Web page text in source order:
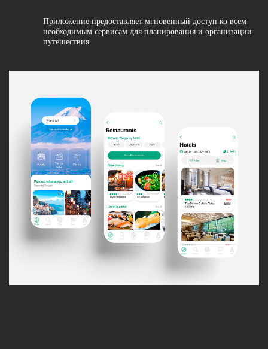
Приложение предоставляет мгновенный доступ ко всем
необходимым сервисам для планирования и организации
путешествия